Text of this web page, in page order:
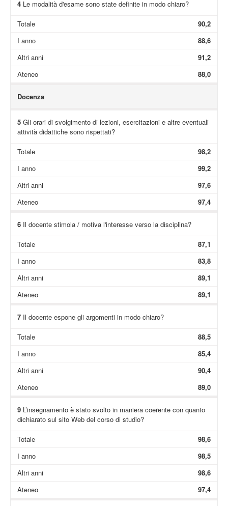
4Le modalità d'esame sono state definite in modo chiaro?
Totale
90,2
I anno
88,6
Altri anni
91,2
Ateneo
88,0
Docenza
5Gli orari di svolgimento di lezioni, esercitazioni e altre eventuali
attività didattiche sono rispettati?
Totale
98,2
I anno
99,2
Altri anni
97,6
Ateneo
97,4
6Il docente stimola / motiva l'interesse verso la disciplina?
Totale
87,1
I anno
83,8
Altri anni
89,1
Ateneo
89,1
7Il docente espone gli argomenti in modo chiaro?
Totale
88,5
I anno
85,4
Altri anni
90,4
Ateneo
89,0
9L’insegnamento è stato svolto in maniera coerente con quanto
dichiarato sul sito Web del corso di studio?
Totale
98,6
I anno
98,5
Altri anni
98,6
Ateneo
97,4